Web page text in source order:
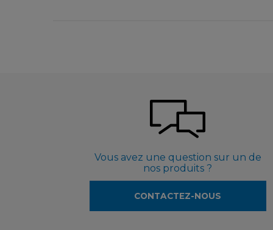
Vous avez une question sur un de
nos produits ?
CONTACTEZ-NOUS